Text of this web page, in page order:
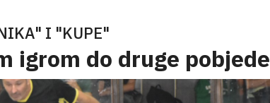
I "KUPE"
igrom do druge pobjede